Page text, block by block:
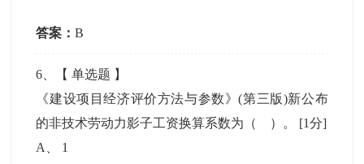
答案：B
6 、【单选题 】
《建设项目经济评价方法与参数》(第三版)新公布
的非技术劳动力影子工资换算系数为（ ）。 [1分]
A
1